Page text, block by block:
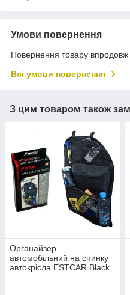
Умови повернення
Повернення товару впродовж
Всі умови повернення
З цим товаром також
Органайзер
автомобільний на спинку
автокрісла ESTCAR Black